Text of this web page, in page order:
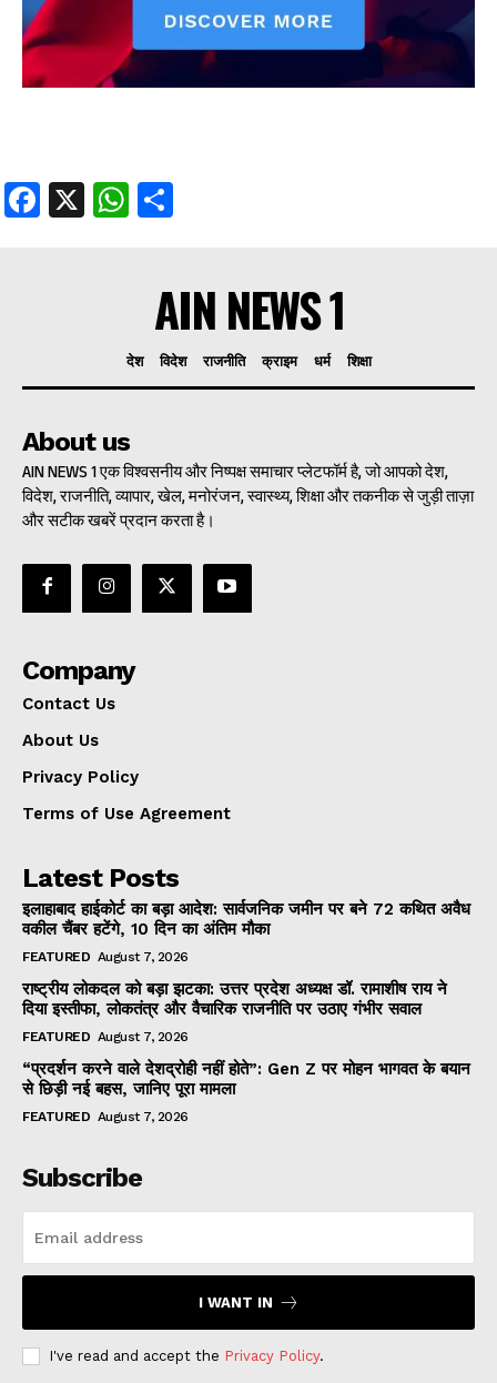
Facebook
X WhatsApp
AIN NEWS 1
देश विदेश राजनीति क्राइम धर्म शिक्षा
About us
AIN NEWS 1 एक विश्वसनीय और निष्पक्ष समाचार प्लेटफॉर्म है, जो आपको देश,
विदेश, राजनीति, व्यापार, खेल, मनोरंजन, स्वास्थ्य, शिक्षा और तकनीक से जुड़ी ताज़ा
और सटीक खबरें प्रदान करता है।
Company
Contact Us
About Us
Privacy Policy
Terms of Use Agreement
Latest Posts
इलाहाबाद हाईकोर्ट का बड़ा आदेश: सार्वजनिक जमीन पर बने 72 कथित अवैध
वकील चैंबर हटेंगे, 10 दिन का अंतिम मौका
FEATURED August 7, 2026
राष्ट्रीय लोकदल को बड़ा झटका: उत्तर प्रदेश अध्यक्ष डॉ. रामाशीष राय ने
दिया इस्तीफा, लोकतंत्र और वैचारिक राजनीति पर उठाए गंभीर सवाल
FEATURED August 7, 2026
“प्रदर्शन करने वाले देशद्रोही नहीं होते”: Gen Z पर मोहन भागवत के बयान
से छिड़ी नई बहस, जानिए पूरा मामला
FEATURED August 7, 2026
Subscribe
I WANT IN
I've read and accept the Privacy Policy.